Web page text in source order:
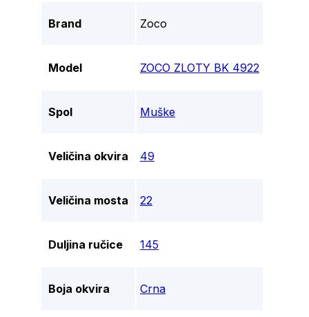
Brand Zoco
Model ZOCO ZLOTY BK 4922
Spol Muške
Veličina okvira 49
Veličina mosta 22
Duljina ručice 145
Boja okvira Crna